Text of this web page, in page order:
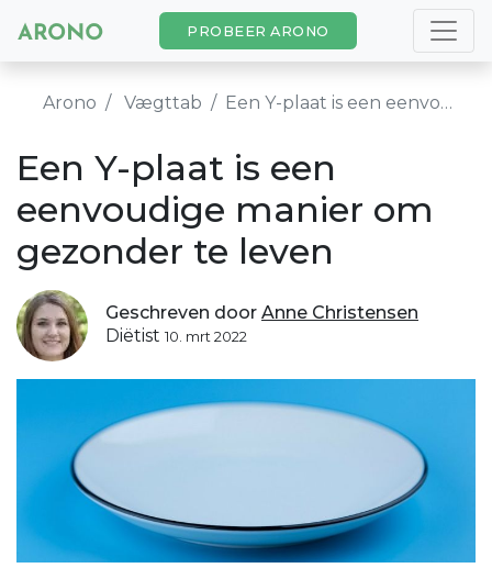
PROBEER ARONO
Arono Vægttab Een Y-plaat is een eenvoudige manier om gezonder te leven
Een Y-plaat is een
eenvoudige manier om
gezonder te leven
Geschreven door Anne Christensen
Diëtist 10. mrt 2022